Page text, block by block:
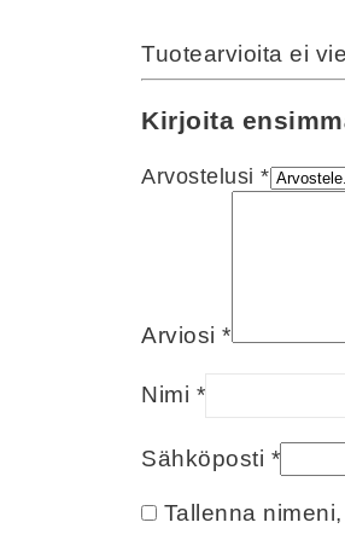
Tuotearvioita ei
Kirjoita
Arvostelusi *
Arviosi *
Nimi *
Sähköposti *
Tallenna